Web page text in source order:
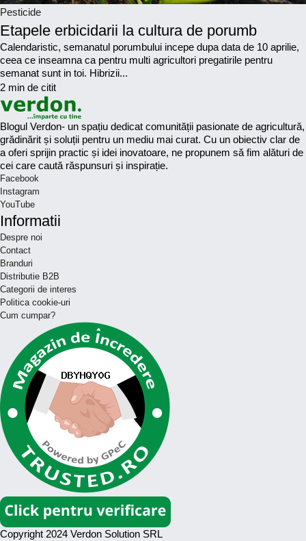
Pesticide
Etapele erbicidarii la cultura de porumb
Calendaristic, semanatul porumbului incepe dupa data de 10 aprilie,
ceea ce inseamna ca pentru multi agricultori pregatirile pentru
semanat sunt in toi. Hibrizii...
2 min de citit
Blogul Verdon- un spațiu dedicat comunității pasionate de agricultură,
grădinărit și soluții pentru un mediu mai curat. Cu un obiectiv clar de
a oferi sprijin practic și idei inovatoare, ne propunem să fim alături de
cei care caută răspunsuri și inspirație.
Facebook
Instagram
YouTube
Informatii
Despre noi
Contact
Branduri
Distributie B2B
Categorii de interes
Politica cookie-uri
Cum cumpar?
Copyright 2024 Verdon Solution SRL